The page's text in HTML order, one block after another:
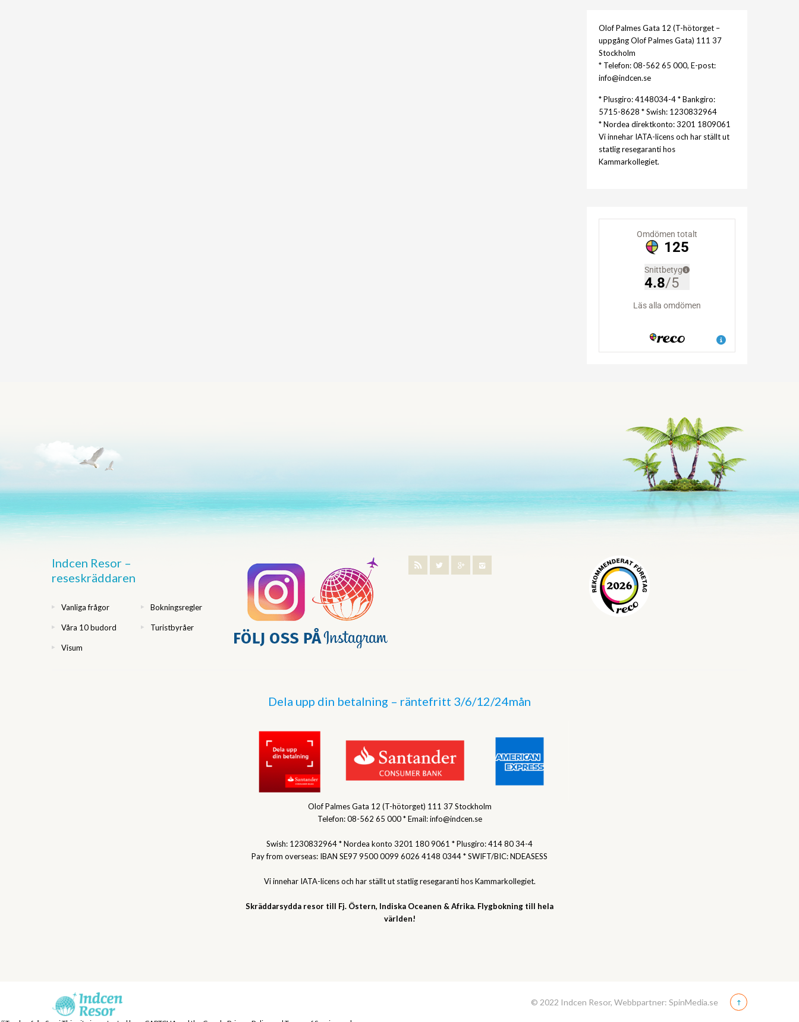
Olof Palmes Gata 12 (T-hötorget –
uppgång Olof Palmes Gata) 111 37
Stockholm
* Telefon: 08-562 65 000, E-post:
info@indcen.se
* Plusgiro: 4148034-4 * Bankgiro:
5715-8628 * Swish: 1230832964
* Nordea direktkonto: 3201 1809061
Vi innehar IATA-licens och har ställt ut
statlig resegaranti hos
Kammarkollegiet.
Indcen Resor –
reseskräddaren
Vanliga frågor Bokningsregler
Våra 10 budord Turistbyråer
Visum
Dela upp din betalning – räntefritt 3/6/12/24mån
Olof Palmes Gata 12 (T-hötorget) 111 37 Stockholm
Telefon: 08-562 65 000 * Email: info@indcen.se
Swish: 1230832964 * Nordea konto 3201 180 9061 * Plusgiro: 414 80 34-4
Pay from overseas: IBAN SE97 9500 0099 6026 4148 0344 * SWIFT/BIC: NDEASESS
Vi innehar IATA-licens och har ställt ut statlig resegaranti hos Kammarkollegiet.
Skräddarsydda resor till Fj. Östern, Indiska Oceanen & Afrika. Flygbokning till hela
världen!
© 2022 Indcen Resor, Webbpartner: SpinMedia.se